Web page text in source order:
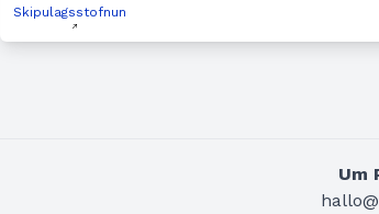
Skipulagsstofnun
Um